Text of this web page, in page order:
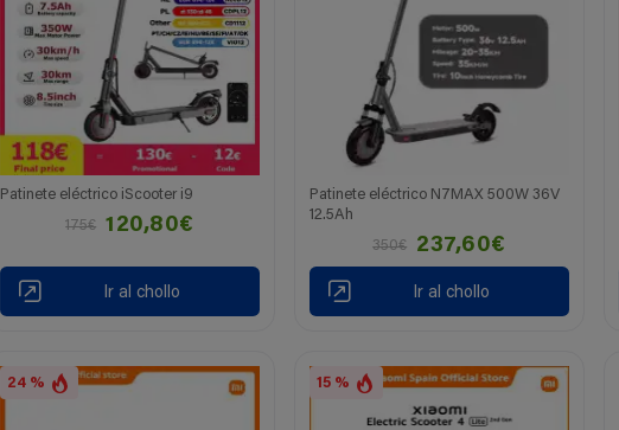
Patinete eléctrico iScooter i9
175€
120,80€
Ir al chollo
Patinete eléctrico N7MAX 500W 36V
12.5Ah
350€
237,60€
Ir al chollo
24 % 15 %